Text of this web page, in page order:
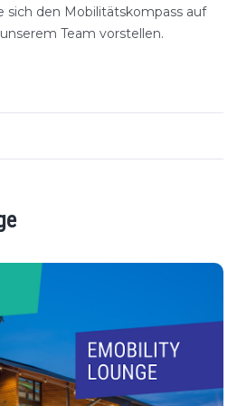
sich den Mobilitätskompass auf
Team vorstellen.